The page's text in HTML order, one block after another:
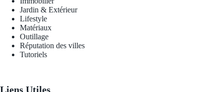
Jardin & Extérieur
Lifestyle
Matériaux
Outillage
Réputation des villes
Tutoriels
Liens Utiles